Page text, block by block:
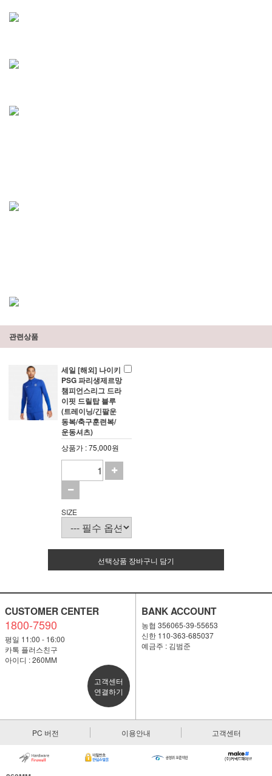
관련상품
세일 [해외] 나이키
PSG 파리생제르망
챔피언스리그 드라
이핏 드릴탑 블루
(트레이닝/긴팔운
동복/축구훈련복/
운동셔츠)
상품가 : 75,000원
SIZE
선택상품 장바구니 담기
CUSTOMER CENTER
1800-7590
평일 11:00 - 16:00
카톡 플러스친구
아이디 : 260MM
고객센터
연결하기
BANK ACCOUNT
농협 356065-39-55653
신한 110-363-685037
예금주 : 김범준
PC 버전 이용안내 고객센터